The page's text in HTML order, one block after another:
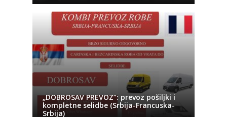
„DOBROSAV PREVOZ“: prevoz pošiljki i
kompletne selidbe (Srbija-Francuska-
Srbija)